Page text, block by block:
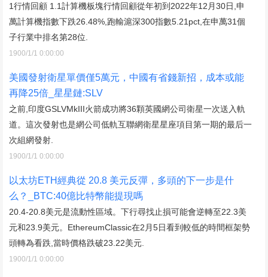
1行情回顧 1.1計算機板塊行情回顧從年初到2022年12月30日,申
萬計算機指數下跌26.48%,跑輸滬深300指數5.21pct,在申萬31個
子行業中排名第28位.
1900/1/1 0:00:00
美國發射衛星單價僅5萬元，中國有省錢新招，成本或能
再降25倍_星星鏈:SLV
之前,印度GSLVMkIII火箭成功將36顆英國網公司衛星一次送入軌
道。這次發射也是網公司低軌互聯網衛星星座項目第一期的最后一
次組網發射.
1900/1/1 0:00:00
以太坊ETH經典從 20.8 美元反彈，多頭的下一步是什
么？_BTC:40億比特幣能提現嗎
20.4-20.8美元是流動性區域。下行尋找止損可能會逆轉至22.3美
元和23.9美元。EthereumClassic在2月5日看到較低的時間框架勢
頭轉為看跌,當時價格跌破23.22美元.
1900/1/1 0:00:00